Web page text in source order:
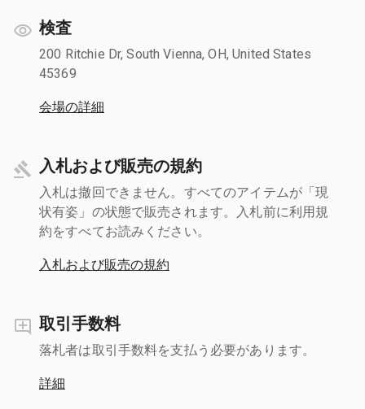
検査
200 Ritchie Dr, South Vienna, OH, United States
45369
会場の詳細
入札および販売の規約
入札は撤回できません。すべてのアイテムが「現
状有姿」の状態で販売されます。入札前に利用規
約をすべてお読みください。
入札および販売の規約
取引手数料
落札者は取引手数料を支払う必要があります。
詳細